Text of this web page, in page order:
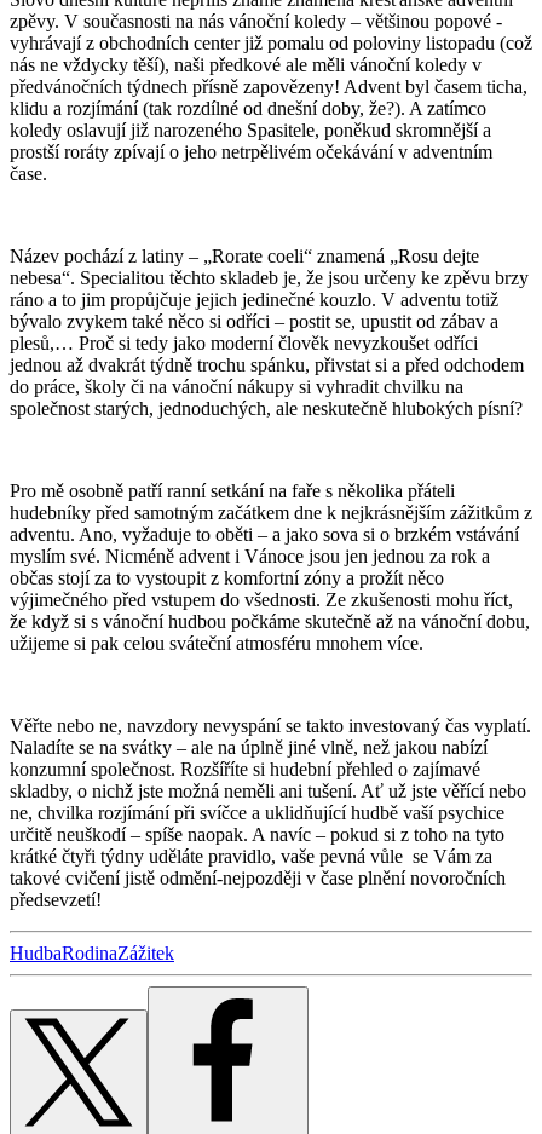
zpěvy. V současnosti na nás vánoční koledy – většinou popové -
vyhrávají z obchodních center již pomalu od poloviny listopadu (což
nás ne vždycky těší), naši předkové ale měli vánoční koledy v
předvánočních týdnech přísně zapovězeny! Advent byl časem ticha,
klidu a rozjímání (tak rozdílné od dnešní doby, že?). A zatímco
koledy oslavují již narozeného Spasitele, poněkud skromnější a
prostší roráty zpívají o jeho netrpělivém očekávání v adventním
čase.
Název pochází z latiny – „Rorate coeli“ znamená „Rosu dejte
nebesa“. Specialitou těchto skladeb je, že jsou určeny ke zpěvu brzy
ráno a to jim propůjčuje jejich jedinečné kouzlo. V adventu totiž
bývalo zvykem také něco si odříci – postit se, upustit od zábav a
plesů,… Proč si tedy jako moderní člověk nevyzkoušet odříci
jednou až dvakrát týdně trochu spánku, přivstat si a před odchodem
do práce, školy či na vánoční nákupy si vyhradit chvilku na
společnost starých, jednoduchých, ale neskutečně hlubokých písní?
Pro mě osobně patří ranní setkání na faře s několika přáteli
hudebníky před samotným začátkem dne k nejkrásnějším zážitkům z
adventu. Ano, vyžaduje to oběti – a jako sova si o brzkém vstávání
myslím své. Nicméně advent i Vánoce jsou jen jednou za rok a
občas stojí za to vystoupit z komfortní zóny a prožít něco
výjimečného před vstupem do všednosti. Ze zkušenosti mohu říct,
že když si s vánoční hudbou počkáme skutečně až na vánoční dobu,
užijeme si pak celou sváteční atmosféru mnohem více.
Věřte nebo ne, navzdory nevyspání se takto investovaný čas vyplatí.
Naladíte se na svátky – ale na úplně jiné vlně, než jakou nabízí
konzumní společnost. Rozšíříte si hudební přehled o zajímavé
skladby, o nichž jste možná neměli ani tušení. Ať už jste věřící nebo
ne, chvilka rozjímání při svíčce a uklidňující hudbě vaší psychice
určitě neuškodí – spíše naopak. A navíc – pokud si z toho na tyto
krátké čtyři týdny uděláte pravidlo, vaše pevná vůle se Vám za
takové cvičení jistě odmění-nejpozději v čase plnění novoročních
předsevzetí!
HudbaRodinaZážitek